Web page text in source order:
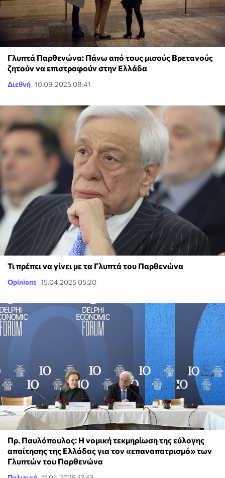
Γλυπτά Παρθενώνα: Πάνω από τους μισούς Βρετανούς
ζητούν να επιστραφούν στην Ελλάδα
Διεθνή 10.09.2025 08:41
Τι πρέπει να γίνει με τα Γλυπτά του Παρθενώνα
Opinions 15.04.2025 05:20
Πρ. Παυλόπουλος: Η νομική τεκμηρίωση της εύλογης
απαίτησης της Ελλάδας για τον «επαναπατρισμό» των
Γλυπτών του Παρθενώνα